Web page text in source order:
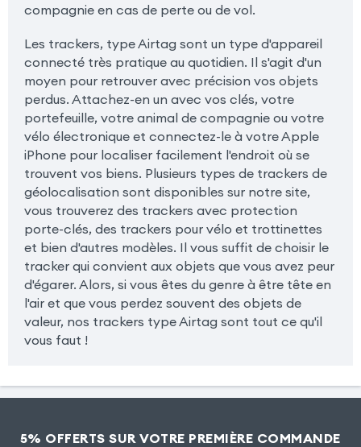
compagnie en cas de perte ou de vol.
Les trackers, type Airtag sont un type d'appareil
connecté très pratique au quotidien. Il s'agit d'un
moyen pour retrouver avec précision vos objets
perdus. Attachez-en un avec vos clés, votre
portefeuille, votre animal de compagnie ou votre
vélo électronique et connectez-le à votre Apple
iPhone pour localiser facilement l'endroit où se
trouvent vos biens. Plusieurs types de trackers de
géolocalisation sont disponibles sur notre site,
vous trouverez des trackers avec protection
porte-clés, des trackers pour vélo et trottinettes
et bien d'autres modèles. Il vous suffit de choisir le
tracker qui convient aux objets que vous avez peur
d'égarer. Alors, si vous êtes du genre à être tête en
l'air et que vous perdez souvent des objets de
valeur, nos trackers type Airtag sont tout ce qu'il
vous faut !
5% OFFERTS SUR VOTRE PREMIÈRE COMMANDE